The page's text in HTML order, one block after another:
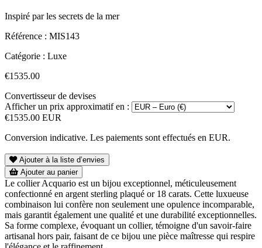
Inspiré par les secrets de la mer
Référence : MIS143
Catégorie : Luxe
€1535.00
Convertisseur de devises
Afficher un prix approximatif en :
€1535.00 EUR
Conversion indicative. Les paiements sont effectués en EUR.
Ajouter à la liste d’envies
Ajouter au panier
Le collier Acquario est un bijou exceptionnel, méticuleusement
confectionné en argent sterling plaqué or 18 carats. Cette luxueuse
combinaison lui confère non seulement une opulence incomparable,
mais garantit également une qualité et une durabilité exceptionnelles.
Sa forme complexe, évoquant un collier, témoigne d'un savoir-faire
artisanal hors pair, faisant de ce bijou une pièce maîtresse qui respire